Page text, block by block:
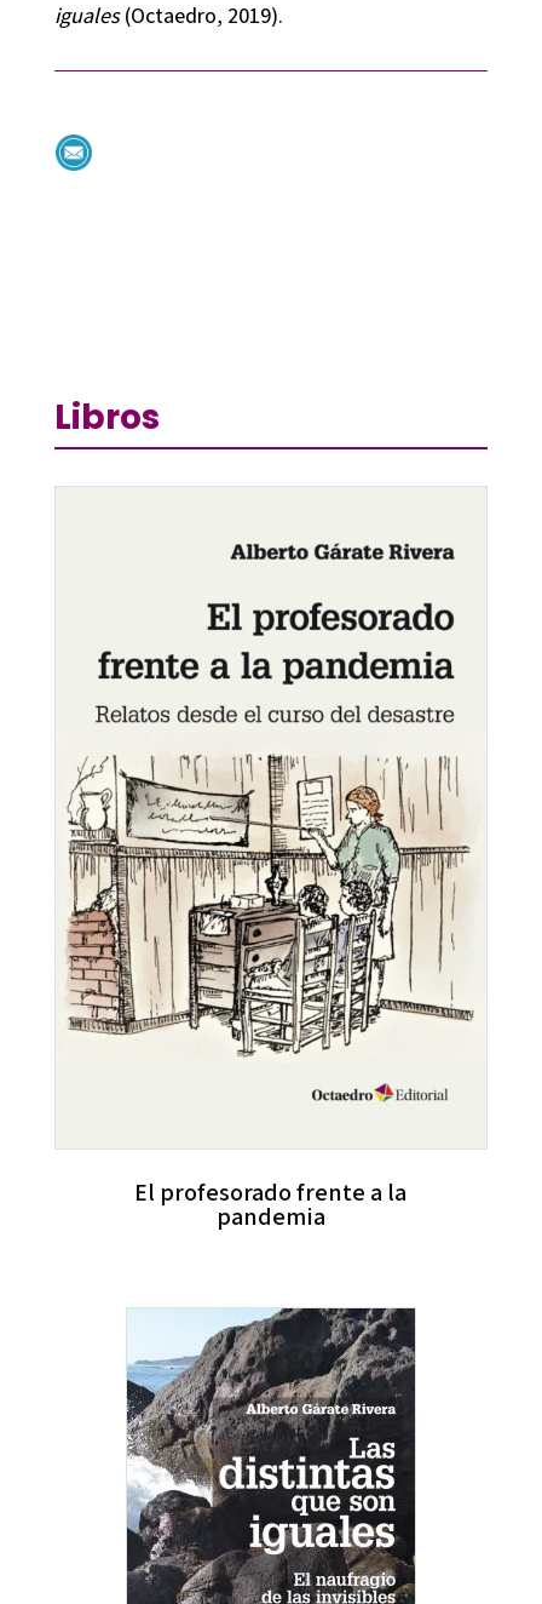
iguales(Octaedro, 2019).
Libros
El profesorado frente a la
pandemia